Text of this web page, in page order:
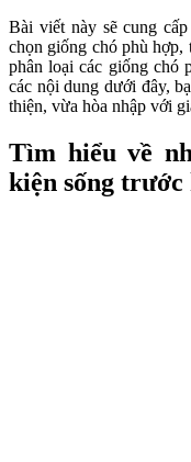
Bài viết này sẽ cung
chọn giống chó phù hợp,
phân loại các giống chó
các nội dung dưới đây,
thiện, vừa hòa nhập với
Tìm hiểu về
kiện sống trước